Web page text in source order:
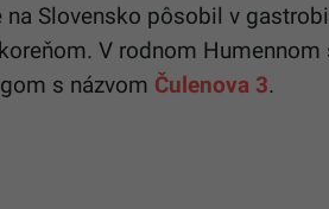
Slovensko pôsobil v
V rodnom
s názvom Čulenova 3.